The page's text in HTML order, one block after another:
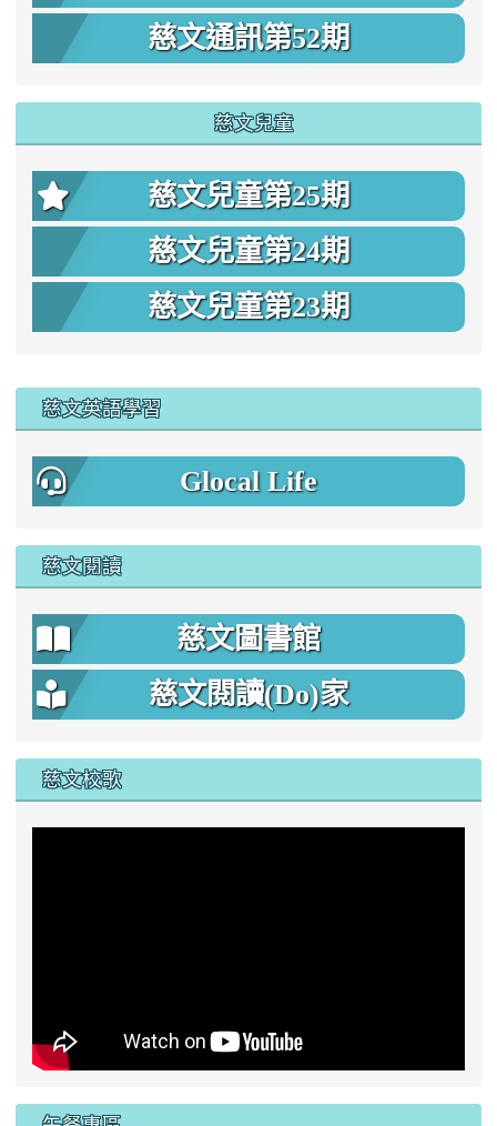
慈文通訊第52期
慈文兒童
慈文兒童第25期
慈文兒童第24期
慈文兒童第23期
慈文英語學習
Glocal Life
慈文閱讀
慈文圖書館
慈文閱讀(Do)家
慈文校歌